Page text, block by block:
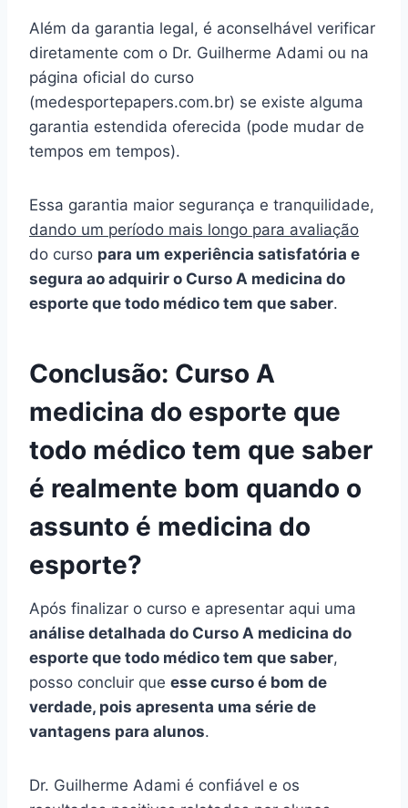
Além da garantia legal, é aconselhável verificar
diretamente com o Dr. Guilherme Adami ou na
página oficial do curso
(medesportepapers.com.br) se existe alguma
garantia estendida oferecida (pode mudar de
tempos em tempos).
Essa garantia maior segurança e tranquilidade,
dando um período mais longo para avaliação
do curso para um experiência satisfatória e
segura ao adquirir o Curso A medicina do
esporte que todo médico tem que saber.
Conclusão: Curso A
medicina do esporte que
todo médico tem que saber
é realmente bom quando o
assunto é medicina do
esporte?
Após finalizar o curso e apresentar aqui uma
análise detalhada do Curso A medicina do
esporte que todo médico tem que saber,
posso concluir que esse curso é bom de
verdade, pois apresenta uma série de
vantagens para alunos.
Dr. Guilherme Adami é confiável e os